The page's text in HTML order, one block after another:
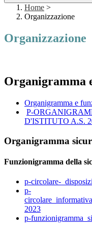
Home >
Organizzazione
Organizzazione
Organigramma
Organigramma e
P-
D'ISTITUTO A.S.
Organigramma
Funzionigramma della
p-circolare-
p-
2023
p-